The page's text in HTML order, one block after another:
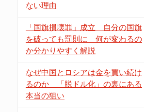
ない理由
「国旗損壊罪」成立 自分の国旗
を破っても罰則に 何が変わるの
か分かりやすく解説
なぜ中国とロシアは金を買い続け
るのか 「脱ドル化」の裏にある
本当の狙い